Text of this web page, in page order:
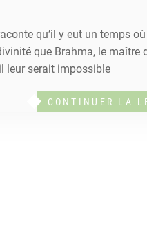
qu’il y eut un temps
que Brahma, le
leur serait impossible
CONTINUER LA